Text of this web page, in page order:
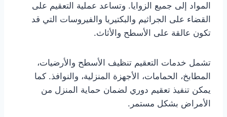
المواد إلى جميع الزوايا. وتساعد عملية التعقيم على
القضاء على الجراثيم والبكتيريا والفيروسات التي قد
تكون عالقة على الأسطح والأثاث.
تشمل خدمات التعقيم تنظيف الأسطح والأرضيات،
المطابخ، الحمامات، الأجهزة المنزلية، والنوافذ. كما
يمكن تنفيذ تعقيم دوري لضمان حماية المنزل من
الأمراض بشكل مستمر.